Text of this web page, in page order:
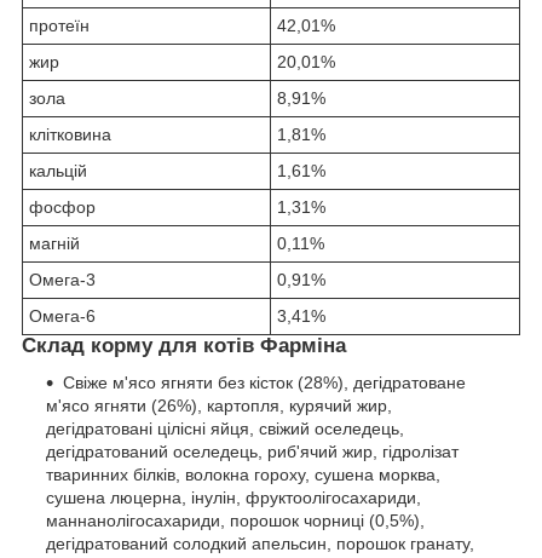
протеїн
42,01%
жир
20,01%
зола
8,91%
клітковина
1,81%
кальцій
1,61%
фосфор
1,31%
магній
0,11%
Омега-3
0,91%
Омега-6
3,41%
Склад корму для котів Фарміна
Свіже м'ясо ягняти без кісток (28%), дегідратоване
м'ясо ягняти (26%), картопля, курячий жир,
дегідратовані цілісні яйця, свіжий оселедець,
дегідратований оселедець, риб'ячий жир, гідролізат
тваринних білків, волокна гороху, сушена морква,
сушена люцерна, інулін, фруктоолігосахариди,
маннанолігосахариди, порошок чорниці (0,5%),
дегідратований солодкий апельсин, порошок гранату,